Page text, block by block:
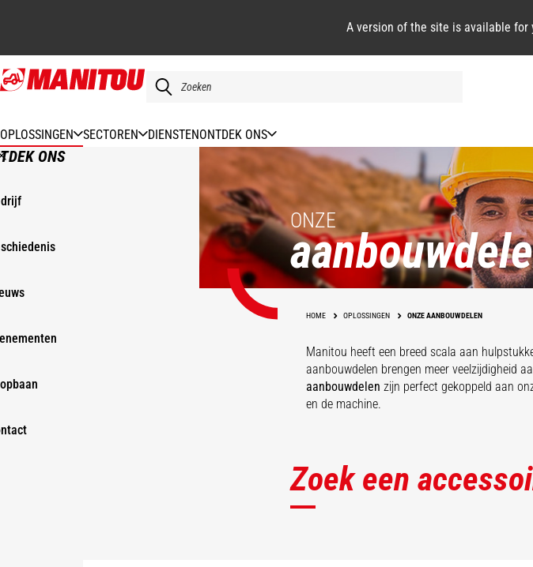
Overslaan
en
inhoud
gaan
A version of the site is available for
OPLOSSINGEN SECTOREN DIENSTENONTDEK ONS
ONS
ONZE
HOME OPLOSSINGEN ONZE AANBOUWDELEN
Manitou heeft een breed scala aan
aanbouwdelen brengen meer veelzijdigheid
aanbouwdelen zijn perfect gekoppeld aan
en de machine.
Zoek een